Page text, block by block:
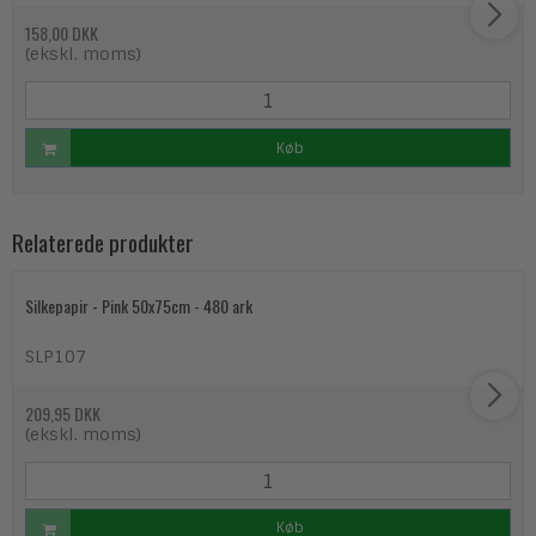
158,00 DKK
(ekskl. moms)
Køb
Relaterede produkter
Silkepapir - Pink 50x75cm - 480 ark
SLP107
209,95 DKK
(ekskl. moms)
Køb